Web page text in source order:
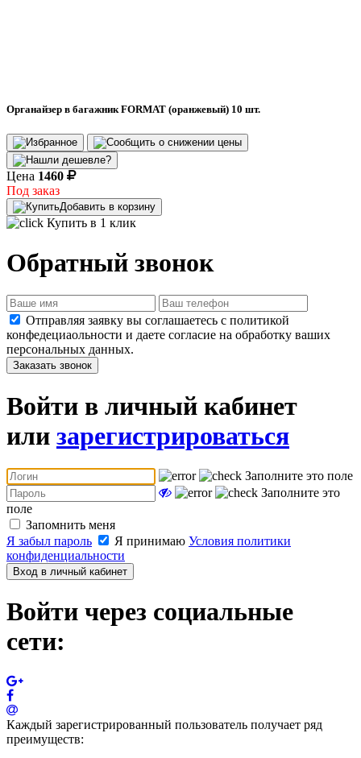
Органайзер в багажник FORMAT (оранжевый) 10 шт.
Цена 1460
Под заказ
Добавить в корзину
Купить в 1 клик
Обратный звонок
Отправляя заявку вы соглашаетесь с политикой
конфедециаольности и даете согласие на обработку ваших
персональных данных.
Заказать звонок
Войти в личный кабинет
или зарегистрироваться
Заполните это поле
Заполните это
поле
Запомнить меня
Я забыл пароль
Я принимаю Условия политики
конфиденциальности
Вход в личный кабинет
Войти через социальные
сети:
Каждый зарегистрированный пользователь получает ряд
преимуществ: